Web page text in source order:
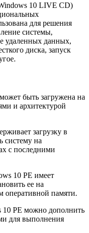
10 LIVE CD)
для решения
системы,
удаленных данных,
диска, запуск
быть загружена на
и архитектурой
загрузку в
систему на
с последними
10 PE имеет
ее на
оперативной памяти.
10 PE можно дополнить
для выполнения